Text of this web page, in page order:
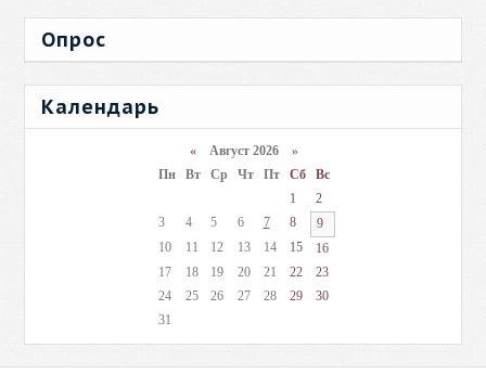
Опрос
Календарь
«Август 2026 »
Пн
Вт Ср Чт Пт Сб
Вс
1
2
3
4 5 6 7 8
9
10
11 12 13 14 15
16
17
18 19 20 21 22
23
24
25 26 27 28 29
30
31